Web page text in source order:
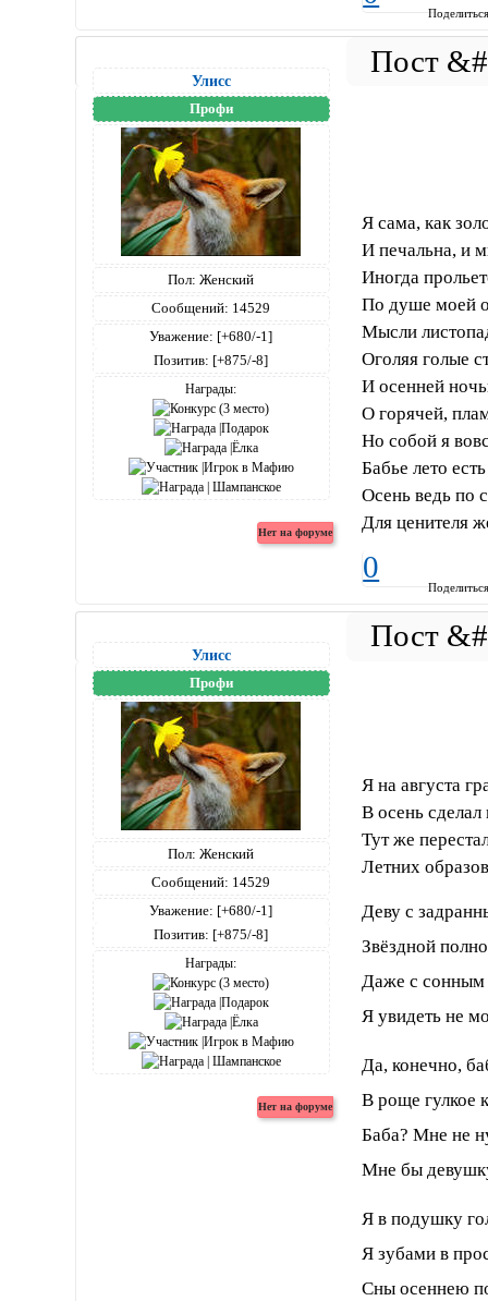
Улисс
Профи
Пол: Женский
Сообщений: 14529
Уважение: [+680/-1]
Позитив: [+875/-8]
Награды:
Я сама, как
И печальна, и
Иногда
По душе моей
Мысли
Оголяя голые
И осенней
О горячей,
Но собой я
Бабье лето
Осень ведь по
Для ценителя
0
Улисс
Профи
Пол: Женский
Сообщений: 14529
Уважение: [+680/-1]
Позитив: [+875/-8]
Награды:
Я на августа
В осень
Тут же
Летних
Деву с
Звёздной
Даже с
Я увидеть не
Да, конечно,
В роще гулкое
Баба? Мне не
Мне бы
Я в подушку
Я зубами в
Сны осеннею